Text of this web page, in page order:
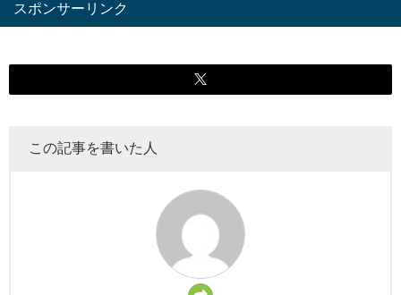
スポンサーリンク
この記事を書いた人